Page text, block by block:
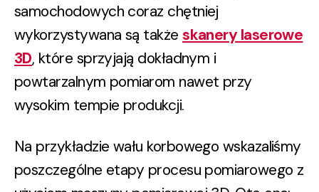
samochodowych coraz chętniej
wykorzystywana są takżeskanery laserowe
3D, które sprzyjają dokładnym i
powtarzalnym pomiarom nawet przy
wysokim tempie produkcji.
Na przykładzie wału korbowego wskazaliśmy
poszczególne etapy procesu pomiarowego z